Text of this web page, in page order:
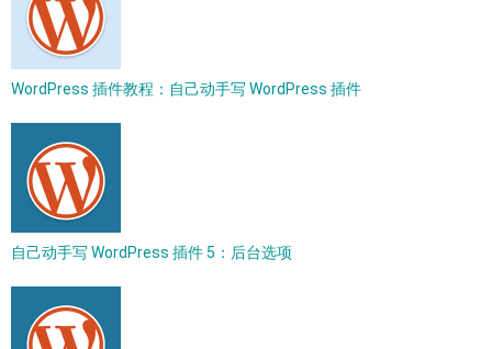
WordPress 插件教程：自己动手写 WordPress 插件
自己动手写 WordPress 插件 5：后台选项